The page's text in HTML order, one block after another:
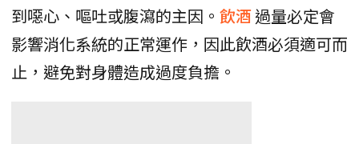
到噁心、嘔吐或腹瀉的主因。 飲酒過量必定會
影響消化系統的正常運作，因此飲酒必須適可而
止，避免對身體造成過度負擔。